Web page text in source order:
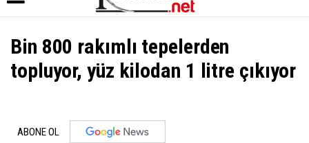
Bin 800 rakımlı tepelerden
topluyor, yüz kilodan 1 litre çıkıyor
ABONE OL